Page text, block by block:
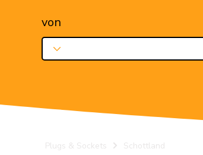
von
Plugs & Sockets Schottland